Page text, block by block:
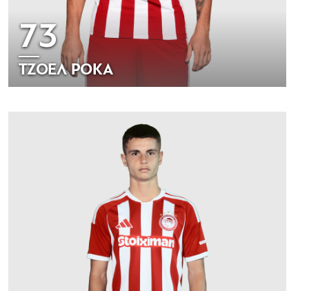
73
ΤΖΟΕΛ ΡΟΚΑ